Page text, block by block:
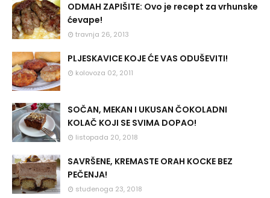
ODMAH ZAPIŠITE: Ovo je recept za vrhunske
ćevape!
travnja 26, 2013
PLJESKAVICE KOJE ĆE VAS ODUŠEVITI!
kolovoza 02, 2011
SOČAN, MEKAN I UKUSAN ČOKOLADNI
KOLAČ KOJI SE SVIMA DOPAO!
listopada 20, 2018
SAVRŠENE, KREMASTE ORAH KOCKE BEZ
PEČENJA!
studenoga 23, 2018